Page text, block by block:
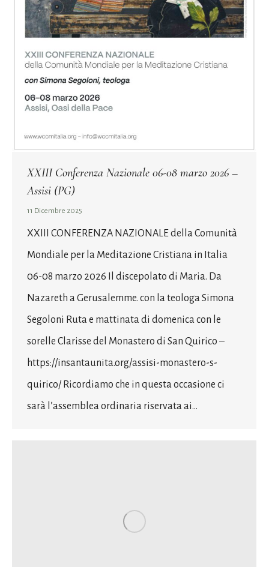
XXIII Conferenza Nazionale 06-08 marzo 2026 –
Assisi (PG)
11 Dicembre 2025
XXIII CONFERENZA NAZIONALE della Comunità
Mondiale per la Meditazione Cristiana in Italia
06-08 marzo 2026 Il discepolato di Maria. Da
Nazareth a Gerusalemme. con la teologa Simona
Segoloni Ruta e mattinata di domenica con le
sorelle Clarisse del Monastero di San Quirico –
https://insantaunita.org/assisi-monastero-s-
quirico/ Ricordiamo che in questa occasione ci
sarà l’assemblea ordinaria riservata ai…